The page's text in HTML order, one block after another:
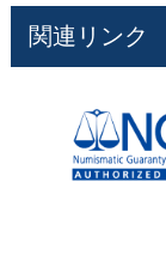
関連リンク